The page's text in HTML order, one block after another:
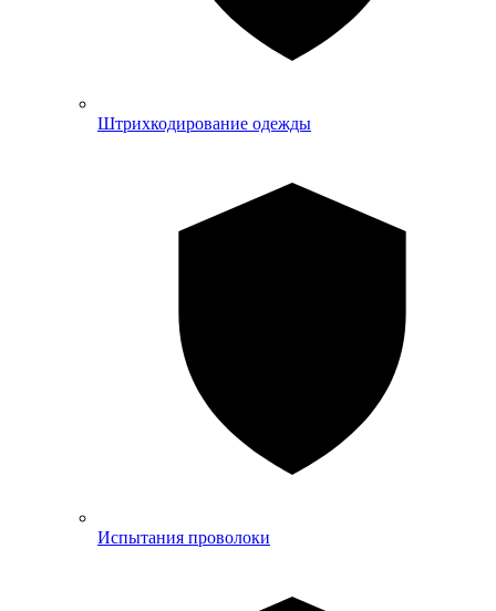
Штрихкодирование одежды
Испытания проволоки